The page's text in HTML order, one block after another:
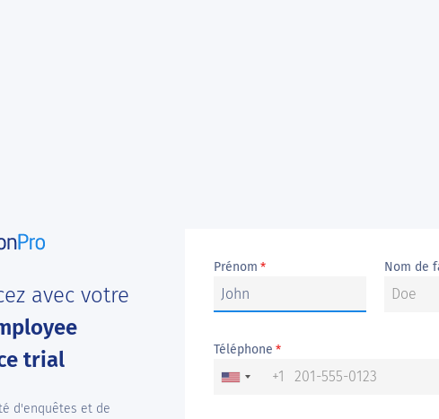
avec votre
trial
d'enquêtes et de
Prénom * Nom de
Téléphone *
+1